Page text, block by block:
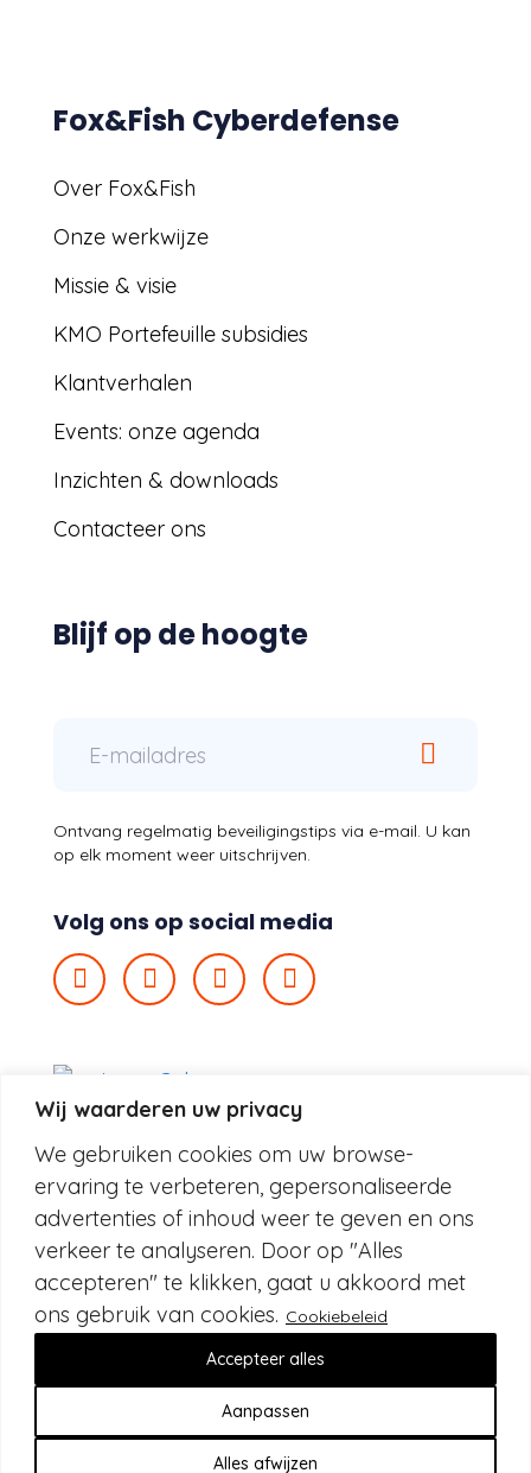
Wij waarderen uw privacy
We gebruiken cookies om uw browse-
ervaring te verbeteren, gepersonaliseerde
advertenties of inhoud weer te geven en ons
verkeer te analyseren. Door op "Alles
accepteren" te klikken, gaat u akkoord met
ons gebruik van cookies. Cookiebeleid
Aanpassen
Alles afwijzen
Accepteer alles
Fox&Fish Cyberdefense
Over Fox&Fish
Onze werkwijze
Missie & visie
KMO Portefeuille subsidies
Klantverhalen
Events: onze agenda
Inzichten & downloads
Contacteer ons
Blijf op de hoogte
Ontvang regelmatig beveiligingstips via e-mail. U kan
op elk moment weer uitschrijven.
Volg ons op social media
© 2026 Fox&Fish BV
Cookiebeleid
Algemene voorwaarden